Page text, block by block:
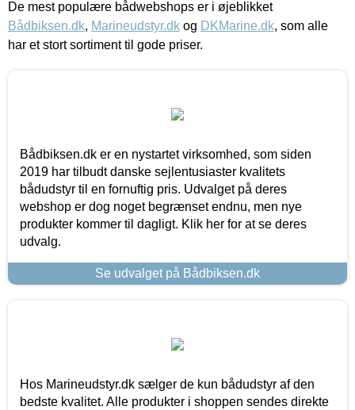
De mest populære bådwebshops er i øjeblikket
Bådbiksen.dk, Marineudstyr.dk og DKMarine.dk, som alle
har et stort sortiment til gode priser.
Bådbiksen.dk er en nystartet virksomhed, som siden
2019 har tilbudt danske sejlentusiaster kvalitets
bådudstyr til en fornuftig pris. Udvalget på deres
webshop er dog noget begrænset endnu, men nye
produkter kommer til dagligt. Klik her for at se deres
udvalg.
Se udvalget på Bådbiksen.dk
Hos Marineudstyr.dk sælger de kun bådudstyr af den
bedste kvalitet. Alle produkter i shoppen sendes direkte